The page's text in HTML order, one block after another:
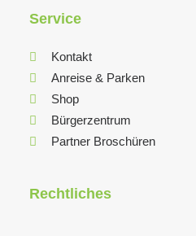
Service
Kontakt
Anreise & Parken
Shop
Bürgerzentrum
Partner Broschüren
Rechtliches